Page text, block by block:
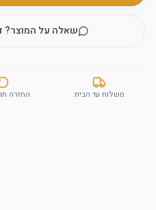
שאלה על המוצר?
משלוח עד הבית החזרה תוך 14